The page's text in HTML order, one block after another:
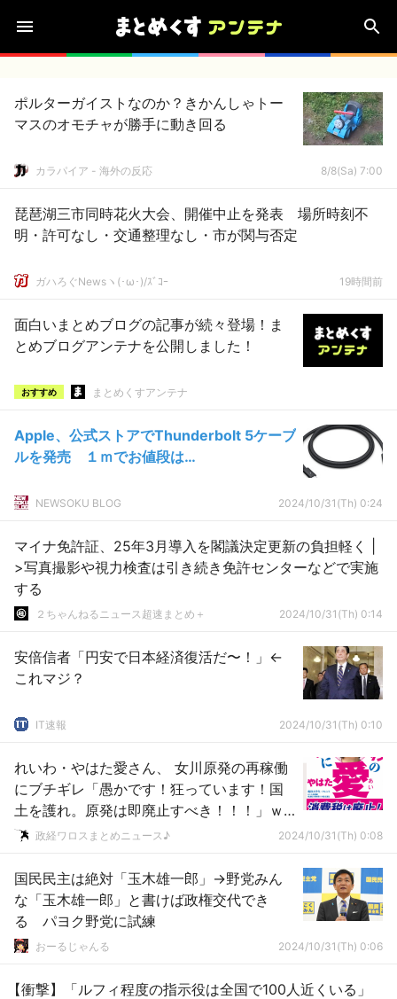
ポルターガイストなのか？きかんしゃトー
マスのオモチャが勝手に動き回る
カラパイア - 海外の反応 8/8(Sa) 7:00
琵琶湖三市同時花火大会、開催中止を発表 場所時刻不
明・許可なし・交通整理なし・市が関与否定
ガハろぐNewsヽ(･ω･)/ｽﾞｺｰ 19時間前
面白いまとめブログの記事が続々登場！ま
とめブログアンテナを公開しました！
おすすめ まとめくすアンテナ
Apple、公式ストアでThunderbolt 5ケーブ
ルを発売 １ｍでお値段は…
NEWSOKU BLOG 2024/10/31(Th) 0:24
マイナ免許証、25年3月導入を閣議決定更新の負担軽く |
>写真撮影や視力検査は引き続き免許センターなどで実施
する
２ちゃんねるニュース超速まとめ＋ 2024/10/31(Th) 0:14
安倍信者「円安で日本経済復活だ〜！」←
これマジ？
IT速報 2024/10/31(Th) 0:10
れいわ・やはた愛さん、 女川原発の再稼働
にブチギレ「愚かです！狂っています！国
土を護れ。原発は即廃止すべき！！！」ｗ
ｗｗｗｗｗｗｗｗｗｗｗｗｗｗｗｗｗｗ
政経ワロスまとめニュース♪ 2024/10/31(Th) 0:08
国民民主は絶対「玉木雄一郎」→野党みん
な「玉木雄一郎」と書けば政権交代でき
る パヨク野党に試練
おーるじゃんる 2024/10/31(Th) 0:06
【衝撃】「ルフィ程度の指示役は全国で100人近くいる」